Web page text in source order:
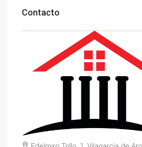
Contacto